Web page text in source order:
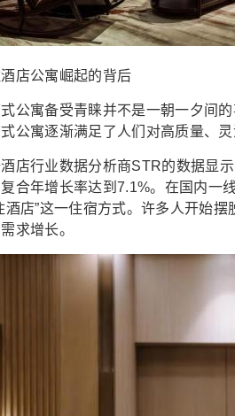
店公寓崛起的背后
公寓备受青睐并不是一朝一夕间
公寓逐渐满足了人们对高质量、灵
店行业数据分析商STR的数据显
复合年增长率达到7.1%。在国内
酒店”这一住宿方式。许多人开始
求增长。